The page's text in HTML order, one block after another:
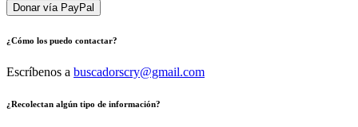
Donar vía PayPal
¿Cómo los puedo contactar?
Escríbenos a buscadorscry@gmail.com
¿Recolectan algún tipo de información?